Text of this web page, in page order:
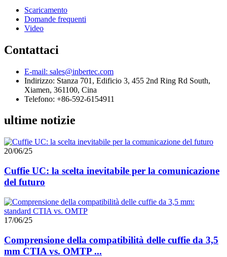
Scaricamento
Domande frequenti
Video
Contattaci
E-mail: sales@inbertec.com
Indirizzo: Stanza 701, Edificio 3, 455 2nd Ring Rd South,
Xiamen, 361100, Cina
Telefono: +86-592-6154911
ultime notizie
20/06/25
Cuffie UC: la scelta inevitabile per la comunicazione
del futuro
17/06/25
Comprensione della compatibilità delle cuffie da 3,5
mm CTIA vs. OMTP ...